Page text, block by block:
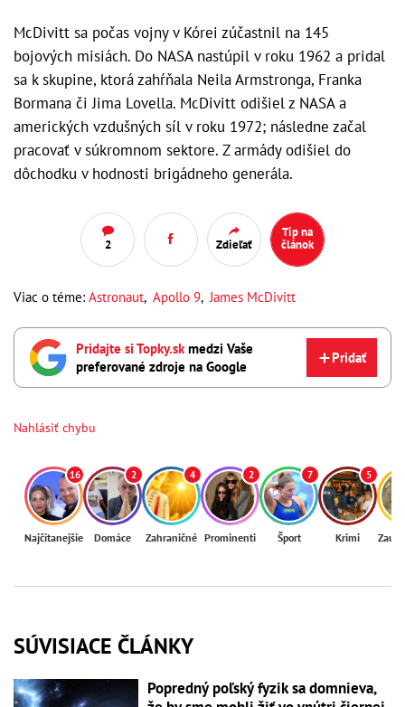
McDivitt sa počas vojny v Kórei zúčastnil na 145
bojových misiách. Do NASA nastúpil v roku 1962 a pridal
sa k skupine, ktorá zahŕňala Neila Armstronga, Franka
Bormana či Jima Lovella. McDivitt odišiel z NASA a
amerických vzdušných síl v roku 1972; následne začal
pracovať v súkromnom sektore. Z armády odišiel do
dôchodku v hodnosti brigádneho generála.
2 Zdieľať
Tip na
článok
Viac o téme: Astronaut, Apollo 9,James McDivitt
Pridajte si Topky.skmedzi Vaše
preferované zdroje na Google
Pridať
Nahlásiť chybu
16
Najčítanejšie
2
Domáce
4
Zahraničné
2
Prominenti
7
Šport
5
Krimi
SÚVISIACE ČLÁNKY
Popredný poľský fyzik sa domnieva,